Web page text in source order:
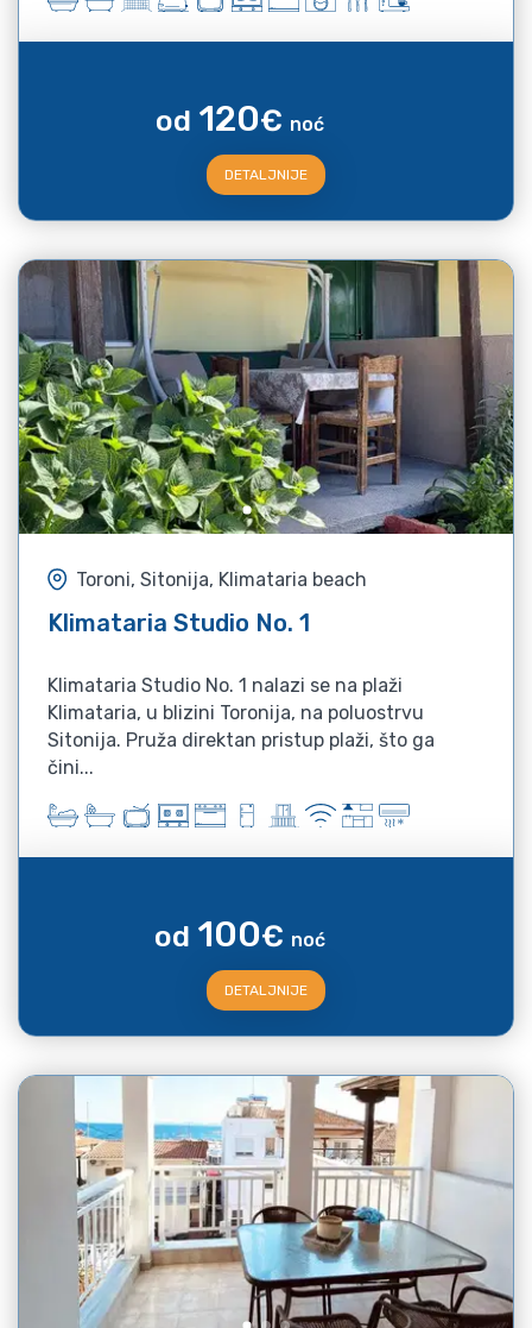
od 120€ noć
DETALJNIJE
Toroni, Sitonija, Klimataria beach
Klimataria Studio No. 1
Klimataria Studio No. 1 nalazi se na plaži
Klimataria, u blizini Toronija, na poluostrvu
Sitonija. Pruža direktan pristup plaži, što ga
čini...
od 100€ noć
DETALJNIJE